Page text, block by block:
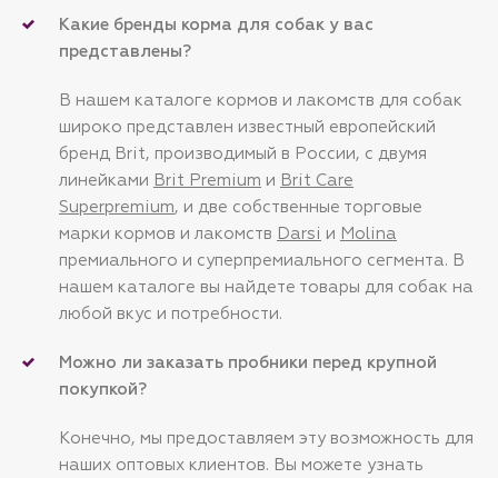
Какие бренды корма для собак у вас
представлены?
В нашем каталоге кормов и лакомств для собак
широко представлен известный европейский
бренд Brit, производимый в России, с двумя
линейками Brit Premium и Brit Care
Superpremium, и две собственные торговые
марки кормов и лакомств Darsi и Molina
премиального и суперпремиального сегмента. В
нашем каталоге вы найдете товары для собак на
любой вкус и потребности.
Можно ли заказать пробники перед крупной
покупкой?
Конечно, мы предоставляем эту возможность для
наших оптовых клиентов. Вы можете узнать